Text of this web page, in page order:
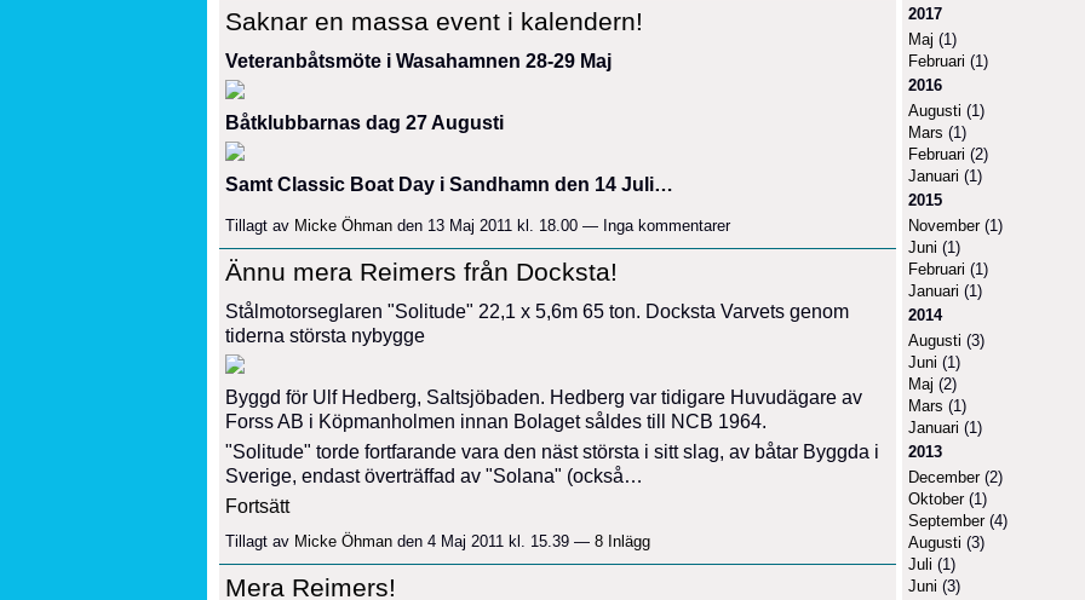
Saknar en massa event i kalendern!
Veteranbåtsmöte i Wasahamnen 28-29 Maj
Båtklubbarnas dag 27 Augusti
Samt Classic Boat Day i Sandhamn den 14 Juli…
Tillagt av Micke Öhman den 13 Maj 2011 kl. 18.00 — Inga kommentarer
Ännu mera Reimers från Docksta!
Stålmotorseglaren "Solitude" 22,1 x 5,6m 65 ton. Docksta Varvets genom
tiderna största nybygge
Byggd för Ulf Hedberg, Saltsjöbaden. Hedberg var tidigare Huvudägare av
Forss AB i Köpmanholmen innan Bolaget såldes till NCB 1964.
"Solitude" torde fortfarande vara den näst största i sitt slag, av båtar Byggda i
Sverige, endast överträffad av "Solana" (också…
Fortsätt
Tillagt av Micke Öhman den 4 Maj 2011 kl. 15.39 — 8 Inlägg
Mera Reimers!
2017
Maj (1)
Februari (1)
2016
Augusti (1)
Mars (1)
Februari (2)
Januari (1)
2015
November(1)
Juni (1)
Februari (1)
Januari (1)
2014
Augusti (3)
Juni (1)
Maj (2)
Mars (1)
Januari (1)
2013
December(2)
Oktober(1)
September(4)
Augusti (3)
Juli (1)
Juni (3)